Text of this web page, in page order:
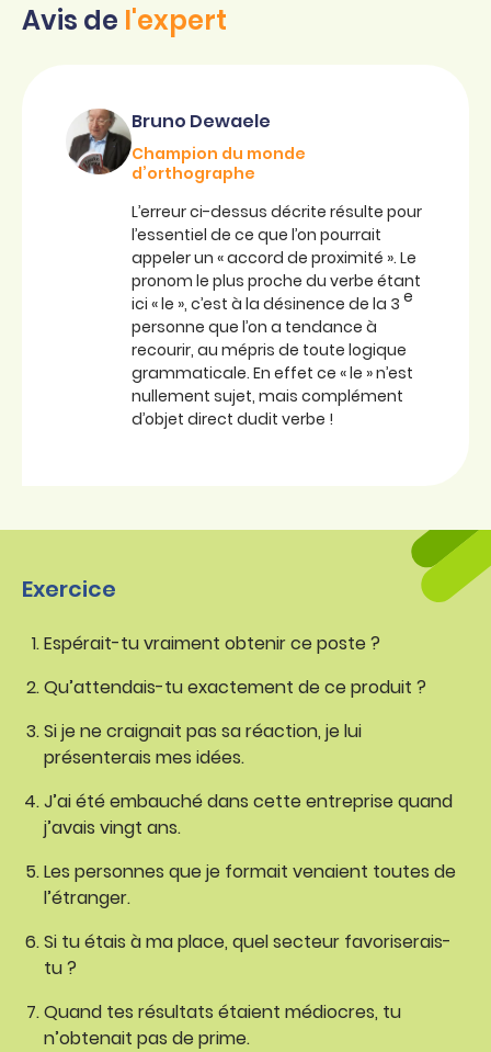
Avis de l'expert
Bruno Dewaele
Champion du monde
d’orthographe
L’erreur ci-dessus décrite résulte pour
l’essentiel de ce que l’on pourrait
appeler un « accord de proximité ». Le
pronom le plus proche du verbe étant
ici « le », c’est à la désinence de la 3 e
personne que l’on a tendance à
recourir, au mépris de toute logique
grammaticale. En effet ce « le » n’est
nullement sujet, mais complément
d’objet direct dudit verbe !
Exercice
Espérait-tu vraiment obtenir ce poste ?
Qu’attendais-tu exactement de ce produit ?
Si je ne craignait pas sa réaction, je lui
présenterais mes idées.
J’ai été embauché dans cette entreprise quand
j’avais vingt ans.
Les personnes que je formait venaient toutes de
l’étranger.
Si tu étais à ma place, quel secteur favoriserais-
tu ?
Quand tes résultats étaient médiocres, tu
n’obtenait pas de prime.